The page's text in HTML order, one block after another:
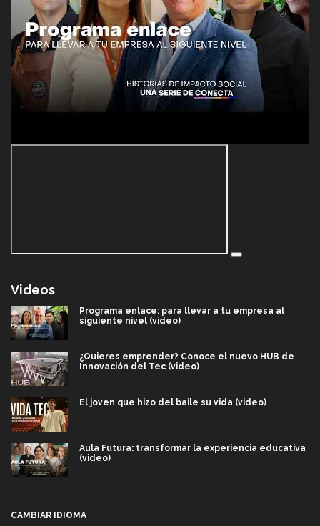
Videos
Programa enlace: para llevar a tu empresa al
siguiente nivel (video)
¿Quieres emprender? Conoce el nuevo HUB de
Innovación del Tec (video)
El joven que hizo del baile su vida (video)
Aula Futura: transformar la experiencia educativa
(video)
CAMBIAR IDIOMA